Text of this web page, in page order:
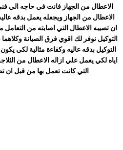
الاعطال من الجهاز فانت في حاجه الي
الاعطال من الجهاز ويجعله يعمل بدقه
ان تصيبه الاعطال التي اصابته من
التوكيل نوفر لك اقوي فرق الصيانة
التوكيل بدقه عاليه وكفاءة مثالية لكي
اياه لكي يعمل علي ازاله الاعطال من
التي كانت تعمل بها من قبل ان